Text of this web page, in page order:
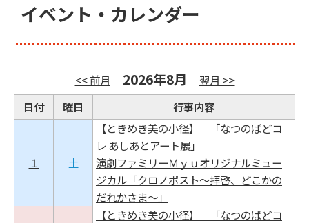
イベント・カレンダー
<< 前月 2026年8月
翌月 >>
日付
曜日 行事内容
１ 土
【ときめき美の小径】 「なつのばどコ
レ あしあとアート展」
演劇ファミリーＭｙｕオリジナルミュー
ジカル「クロノポスト～拝啓、どこかの
だれかさま～」
【ときめき美の小径】 「なつのばどコ